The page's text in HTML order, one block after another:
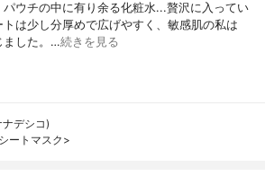
パウチの中に有り余る化粧水...贅沢に入ってい
は少し分厚めで広げやすく、敏感肌の私は
ました。…続きを見る
デシコ)
ートマスク>